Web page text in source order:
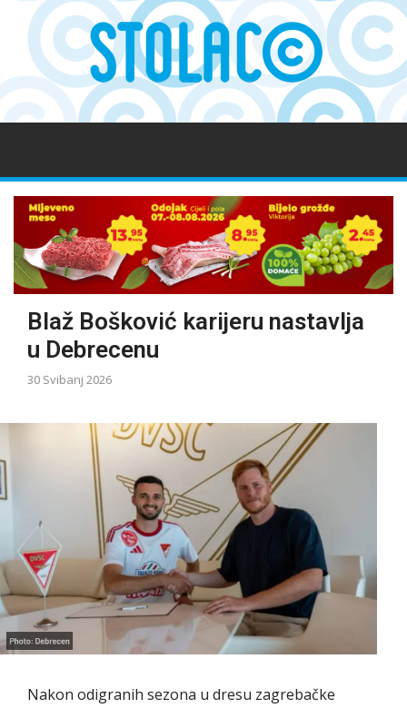
Blaž Bošković karijeru nastavlja
u Debrecenu
30 Svibanj 2026
Nakon odigranih sezona u dresu zagrebačke